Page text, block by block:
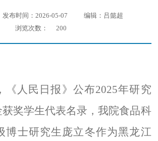
发布时间：2026-05-07
编辑：吕懿超
浏览次数：
200
《人民日报》公布2025年研究
奖学生代表名录，我院食品科
博士研究生庞立冬作为黑龙江